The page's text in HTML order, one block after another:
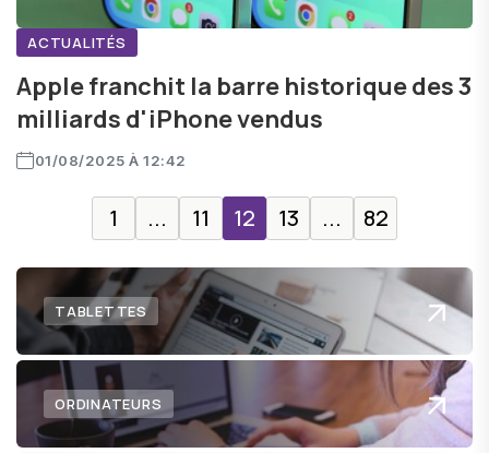
ACTUALITÉS
Apple franchit la barre historique des 3
milliards d'iPhone vendus
01/08/2025 À 12:42
1 ... 11 12 13 ... 82
TABLETTES
ORDINATEURS